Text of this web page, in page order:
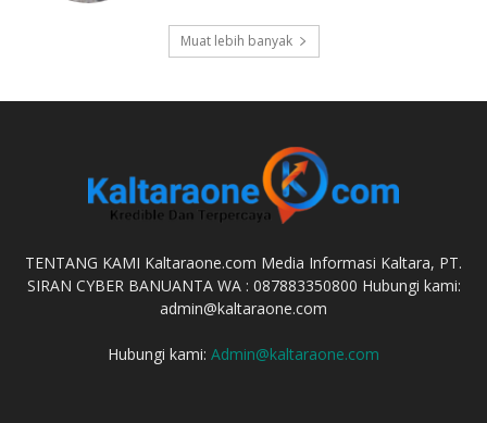
Muat lebih banyak
TENTANG KAMI Kaltaraone.com Media Informasi Kaltara, PT.
SIRAN CYBER BANUANTA WA : 087883350800 Hubungi kami:
admin@kaltaraone.com
Hubungi kami: Admin@kaltaraone.com